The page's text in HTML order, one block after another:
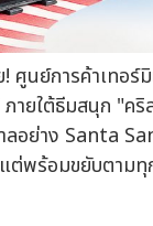
! ศูนย์การค้าเทอ
ภายใต้ธีมสนุก "
ลอย่าง Santa
ต่พร้อมขยับตาม